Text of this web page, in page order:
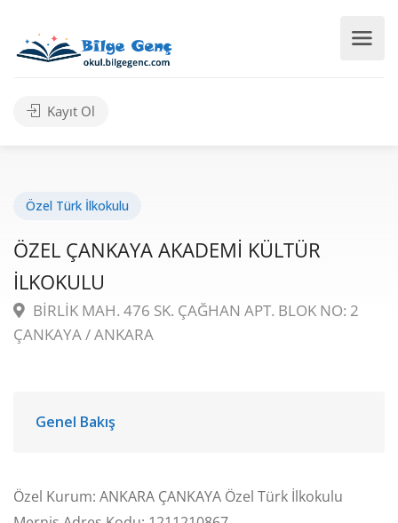
Kayıt Ol
Özel Türk İlkokulu
ÖZEL ÇANKAYA AKADEMİ KÜLTÜR
İLKOKULU
BİRLİK MAH. 476 SK. ÇAĞHAN APT. BLOK NO: 2
ÇANKAYA / ANKARA
Genel Bakış
Özel Kurum: ANKARA ÇANKAYA Özel Türk İlkokulu